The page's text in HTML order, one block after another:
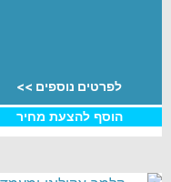
לפרטים נוספים >>
הוסף להצעת מחיר